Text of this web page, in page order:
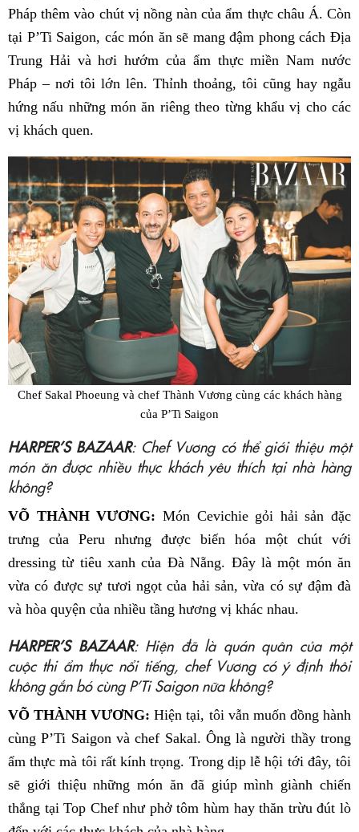
Pháp thêm vào chút vị nồng nàn của ẩm thực châu Á. Còn
tại P’Ti Saigon, các món ăn sẽ mang đậm phong cách Địa
Trung Hải và hơi hướm của ẩm thực miền Nam nước
Pháp – nơi tôi lớn lên. Thỉnh thoảng, tôi cũng hay ngẫu
hứng nấu những món ăn riêng theo từng khẩu vị cho các
vị khách quen.
Chef Sakal Phoeung và chef Thành Vương cùng các khách hàng
của P’Ti Saigon
HARPER’S BAZAAR: Chef Vương có thể giới thiệu một
món ăn được nhiều thực khách yêu thích tại nhà hàng
không?
VÕ THÀNH VƯƠNG: Món Cevichie gỏi hải sản đặc
trưng của Peru nhưng được biến hóa một chút với
dressing từ tiêu xanh của Đà Nẵng. Đây là một món ăn
vừa có được sự tươi ngọt của hải sản, vừa có sự đậm đà
và hòa quyện của nhiều tầng hương vị khác nhau.
HARPER’S BAZAAR: Hiện đã là quán quân của một
cuộc thi ẩm thực nổi tiếng, chef Vương có ý định thôi
không gắn bó cùng P’Ti Saigon nữa không?
VÕ THÀNH VƯƠNG: Hiện tại, tôi vẫn muốn đồng hành
cùng P’Ti Saigon và chef Sakal. Ông là người thầy trong
ẩm thực mà tôi rất kính trọng. Trong dịp lễ hội tới đây, tôi
sẽ giới thiệu những món ăn đã giúp mình giành chiến
thắng tại Top Chef như phở tôm hùm hay thăn trừu đút lò